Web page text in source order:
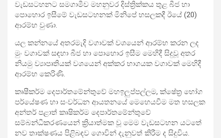
වැඩසටහනට සමගාමීව මහනුවර දිස්ත්‍රික්කය තුළ බීජ හා
පොහොර ඉසීමේ වැඩසටහනක් මිනිපේ හසලකදී ඊයේ (20)
ආරම්භ වුණා.
යල කන්නයේ අතරමැදි වගාවක් වශයෙන් ආරම්භ කරන ලද
මුං වගාවක් සඳහා බීජ හා පොහොර ඉසීම මෙහිදී සිදුවූ අතර
නියමු ව්‍යාපෘතියක් වශයෙන් අක්කර භාගයක වගාවක් මෙහිදී
ආරම්භ කෙරිණි.
කෘෂීකර්ම දෙපාර්තමේන්තුවේ මහඉලුප්පල්ලම, ක්ෂේත්‍ර භෝග
පර්යේෂණ හා සංවර්ධන ආයතනයේ මෙහෙයවීම මත හසලක
අන්තර් පළාත් කෘෂිකර්ම දෙපාර්තමේන්තුවේ
සම්බන්ධීකරණයෙන් ක්‍රියාත්මක වූ මෙම වැඩසටහන යටතේ
නව තාක්ෂණය පිළිබඳව ගොවින් දැනුවත් කිරීම ද සිදුවිය.